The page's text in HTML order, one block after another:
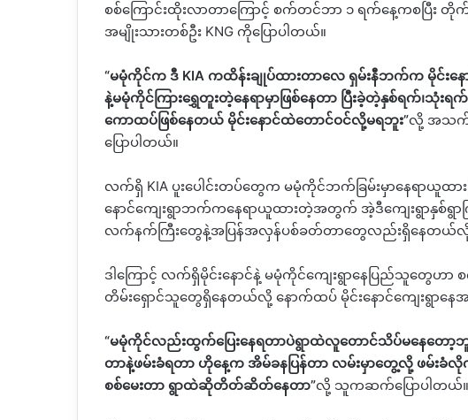
စစ်ကြောင်းထိုးလာတာကြောင့် စက်တင်ဘာ ၁ ရက်နေ့ကစပြီး တိုက်
အမျိုးသားတစ်ဦး KNG ကိုပြောပါတယ်။
“မမုံကိုင်က ဒီ KIA ကထိန်းချုပ်ထားတာလေ ရှမ်းနီဘက်က မိုင်းန
နဲ့မမုံကိုင်ကြားရွှေတူးတဲ့နေရာမှာဖြစ်နေတာ ပြီးခဲ့တဲ့နှစ်ရက်၊
ကောထပ်ဖြစ်နေတယ် မိုင်းနောင်ထဲတောင်ဝင်လို့မရဘူး”လို့ အသက်
ပြောပါတယ်။
လက်ရှိ KIA ပူးပေါင်းတပ်တွေက မမုံကိုင်ဘက်ခြမ်းမှာနေရာယူထာ
နောင်ကျေးရွာဘက်ကနေရာယူထားတဲ့အတွက် အဲ့ဒီကျေးရွာနှစ်ရွ
လက်နက်ကြီးတွေနဲ့အပြန်အလှန်ပစ်ခတ်တာတွေလည်းရှိနေတယ်
ဒါကြောင့် လက်ရှိမိုင်းနောင်နဲ့ မမုံကိုင်ကျေးရွာနေပြည်သူတွေဟာ
တိမ်းရှောင်သူတွေရှိနေတယ်လို့‌ နောက်ထပ် မိုင်းနောင်ကျေးရွာနေ
“မမုံကိုင်လည်းထွက်ပြေးနေရတာပဲရွာထဲလူတောင်သိပ်မနေတော့ဘူ
တာနဲ့ဖမ်းခံရတာ ဟိုနေ့က အိမ်ခနပြန်တာ လမ်းမှာတွေ့လို့ ဖမ်း
စစ်မေးတာ ရွာထဲဆိုတိတ်ဆိတ်နေတာ”လို့ သူကဆက်ပြောပါတယ်။